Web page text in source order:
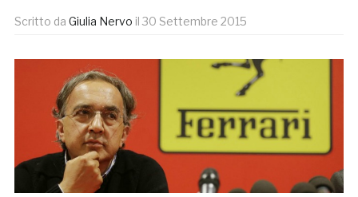
Scritto da Giulia Nervo il 30 Settembre 2015